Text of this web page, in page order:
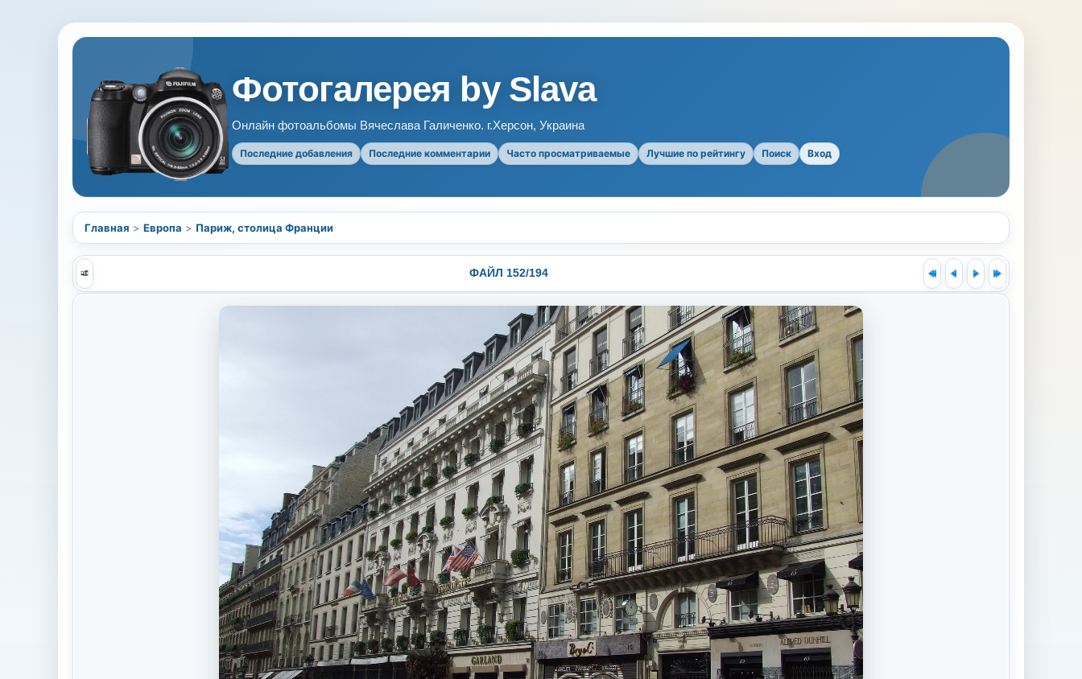
Фотогалерея by Slava
Онлайн фотоальбомы Вячеслава Галиченко. г.Херсон, Украина
Последние добавления Последние комментарии Часто просматриваемые Лучшие по рейтингу Поиск Вход
Главная > Европа > Париж, столица Франции
ФАЙЛ 152/194